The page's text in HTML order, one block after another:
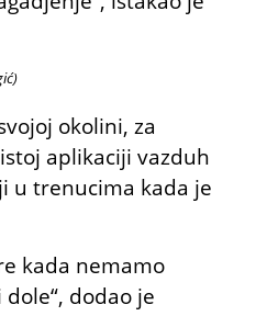
okolini, za
aplikaciji vazduh
u trenucima kada je
kada nemamo
dodao je